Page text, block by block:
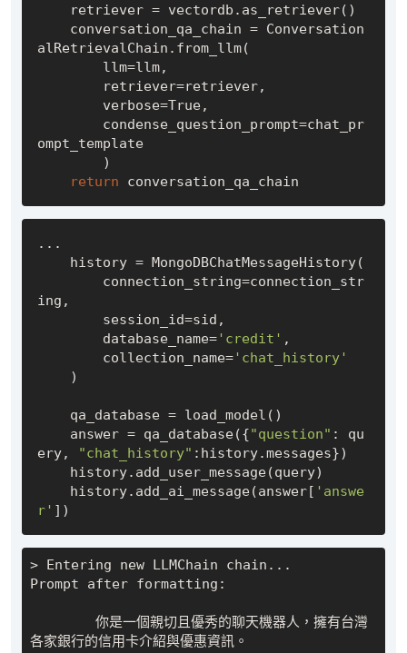
alRetrievalChain.from_llm(
        verbose=
True,
ompt_template
return
...
ing,
        database_name=
'credit' ,
        collection_name=
'chat_history'
    answer = qa_database({
"question" : qu
ery,
"chat_history" :history.messages})
    history.add_ai_message(answer[
'answe
r'
> Entering new LLMChain chain...
Prompt after formatting:
各家銀行的信用卡介紹與優惠資訊。